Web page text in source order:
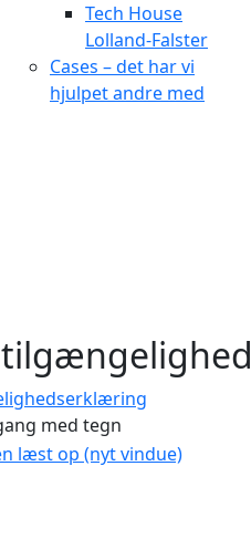
Tech House
Lolland-Falster
Cases – det har vi
hjulpet andre med
med tegn
læst op (nyt vindue)